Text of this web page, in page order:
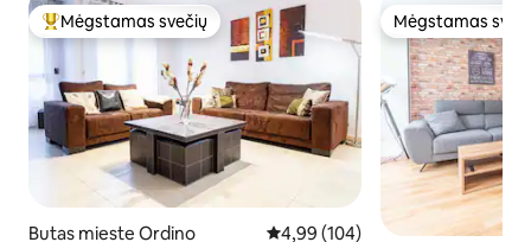
Svečių mėgstamiausias
Mėgstamas svečių
Butas mieste Ordino Vidutinis įvertinimas: 4,99 iš 5,
4,99 (104)
Mėgstamas
Mėgstamas